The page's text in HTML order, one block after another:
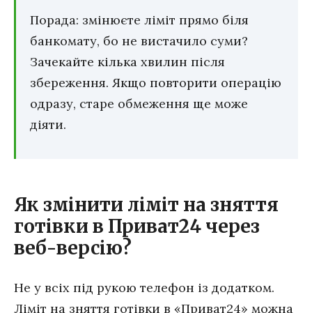
Порада: змінюєте ліміт прямо біля
банкомату, бо не вистачило суми?
Зачекайте кілька хвилин після
збереження. Якщо повторити операцію
одразу, старе обмеження ще може
діяти.
Як змінити ліміт на зняття
готівки в Приват24 через
веб-версію?
Не у всіх під рукою телефон із додатком.
Ліміт на зняття готівки в «Приват24» можна